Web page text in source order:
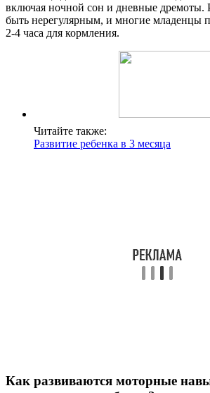
включая ночной сон и дневные дремоты.
быть нерегулярным, и многие младенцы
2-4 часа для кормления.
Читайте также:
Развитие ребенка в 3 месяца
Как развиваются моторные